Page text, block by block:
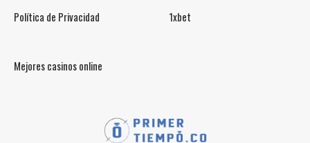
Política de Privacidad 1xbet
Mejores casinos online